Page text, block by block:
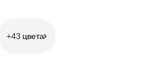
+43 цвета